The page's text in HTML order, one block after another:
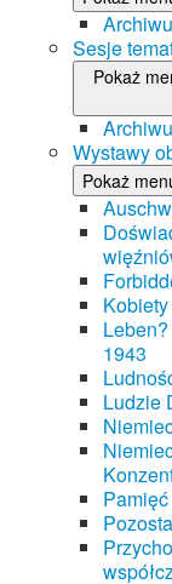
Sesje
Pokaż
Wystawy
Pokaż
1943
Ludzie